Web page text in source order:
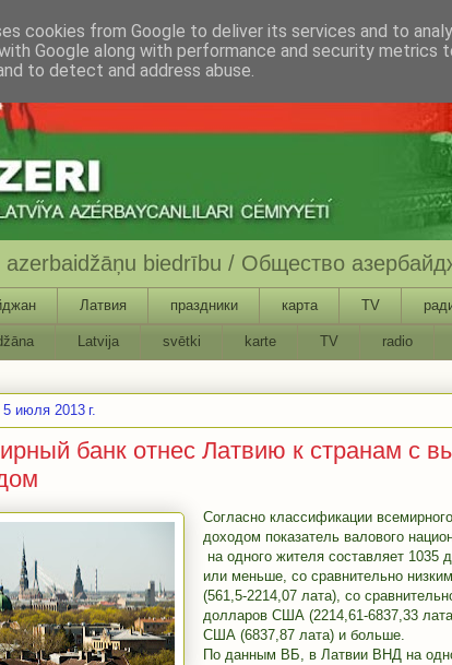
azerbaidžāņu biedrību / Общество
Латвия праздники карта TV
Latvija svētki karte TV radio
июля 2013 г.
банк отнес Латвию к странам с
Согласно классификации
доходом показатель валового
на одного жителя составляет
или меньше, со сравнительно
(561,5-2214,07 лата), со
долларов США (2214,61-6837,33
США (6837,87 лата) и больше.
По данным ВБ, в Латвии ВНД на
cookies from Google to deliver its services and to
Google along with performance and security metrics
to detect and address abuse.